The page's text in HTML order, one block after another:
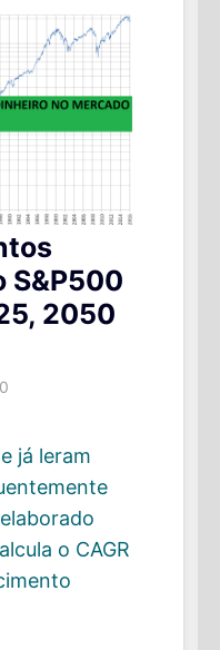
S&P500
2050
já leram
o CAGR